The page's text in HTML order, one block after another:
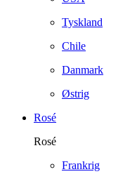
Tyskland
Chile
Danmark
Østrig
Rosé
Rosé
Frankrig